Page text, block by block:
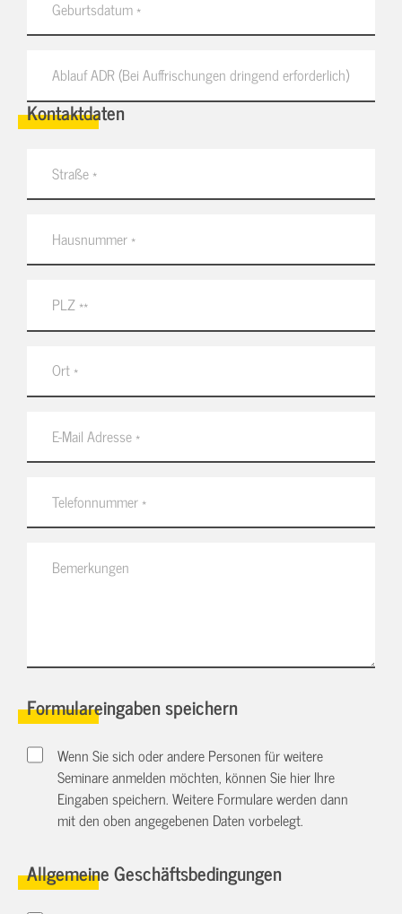
Kontaktdaten
Formulareingaben speichern
Wenn Sie sich oder andere Personen für weitere
Seminare anmelden möchten, können Sie hier Ihre
Eingaben speichern. Weitere Formulare werden dann
mit den oben angegebenen Daten vorbelegt.
Allgemeine Geschäftsbedingungen